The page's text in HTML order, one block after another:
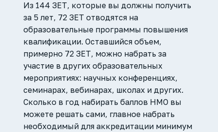
Из 144 ЗЕТ, которые вы должны получить
за 5 лет, 72 ЗЕТ отводятся на
образовательные программы повышения
квалификации. Оставшийся объем,
примерно 72 ЗЕТ, можно набрать за
участие в других образовательных
мероприятиях: научных конференциях,
семинарах, вебинарах, школах и других.
Сколько в год набирать баллов НМО вы
можете решать сами, главное набрать
необходимый для аккредитации минимум